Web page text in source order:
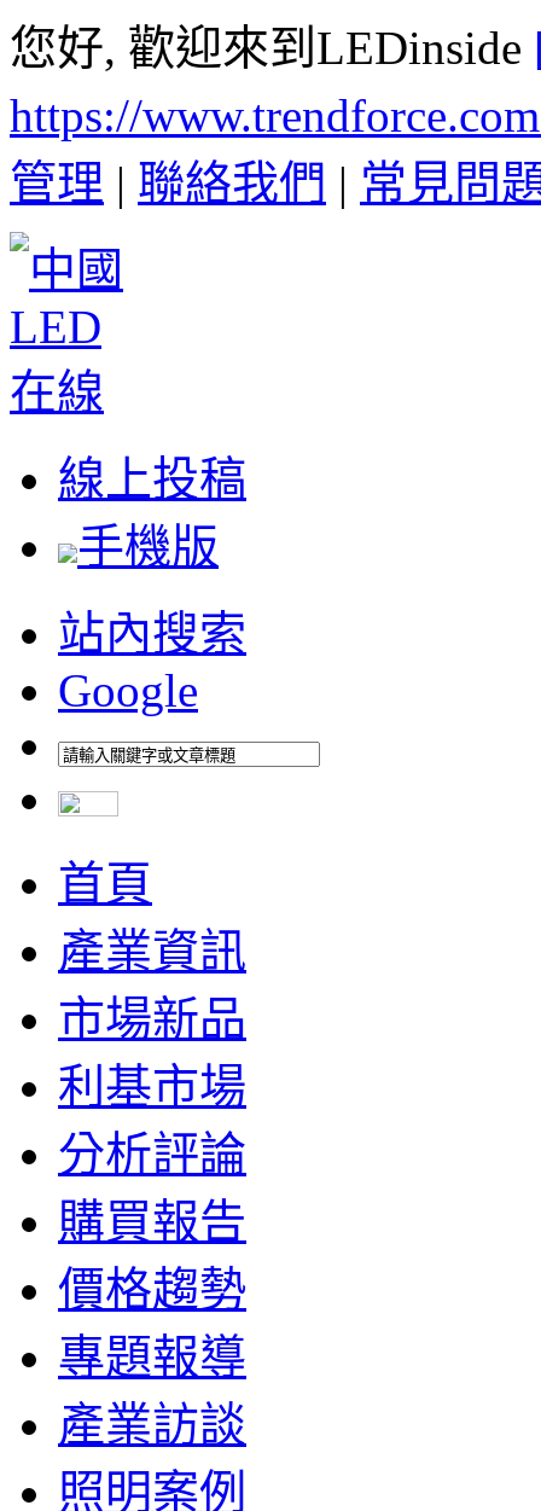
您好, 歡迎來到LEDinside
https://
管理 | 聯絡我們 | 常見問
線上投稿
手機版
站內搜索
Google
首頁
產業資訊
市場新品
利基市場
分析評論
購買報告
價格趨勢
專題報導
產業訪談
照明案例